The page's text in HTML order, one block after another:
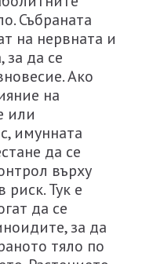
Събраната
на нервната и
за да се
Ако
на
или
имунната
да се
върху
риск. Тук е
да се
за да
тяло по